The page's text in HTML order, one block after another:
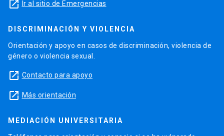
launch Ir al sitio de Emergencias
DISCRIMINACIÓN Y VIOLENCIA
Orientación y apoyo en casos de discriminación, violencia de
género o violencia sexual.
launch Contacto para apoyo
launch Más orientación
MEDIACIÓN UNIVERSITARIA